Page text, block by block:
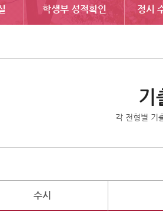
학생부 성적확인 정시
기
각 전형별 기
수시